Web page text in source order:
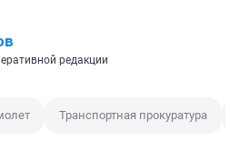
редакции
Транспортная прокуратура